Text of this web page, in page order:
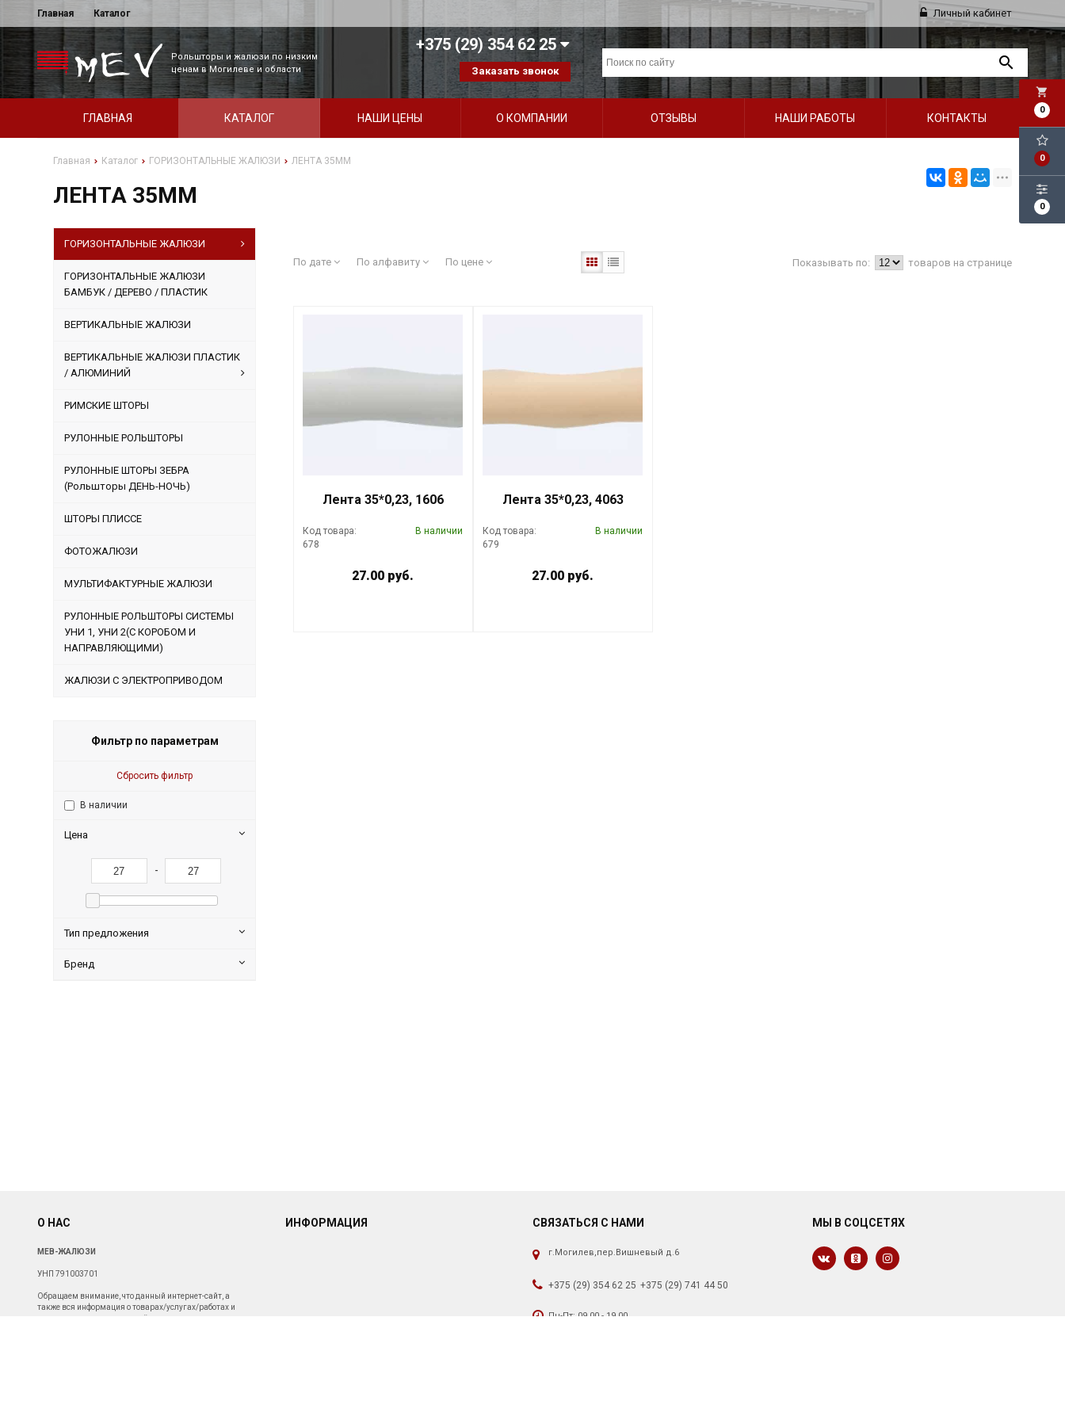
Главная Каталог Личный кабинет
Рольшторы и жалюзи по низким
ценам в Могилеве и области
+375 (29) 354 62 25
Заказать звонок
ГЛАВНАЯ КАТАЛОГ НАШИ ЦЕНЫ О КОМПАНИИ ОТЗЫВЫ НАШИ РАБОТЫ КОНТАКТЫ
Главная Каталог ГОРИЗОНТАЛЬНЫЕ ЖАЛЮЗИ ЛЕНТА 35ММ
ЛЕНТА 35ММ
local_grocery_store
0
0
0
ГОРИЗОНТАЛЬНЫЕ ЖАЛЮЗИ
ГОРИЗОНТАЛЬНЫЕ ЖАЛЮЗИ
БАМБУК / ДЕРЕВО / ПЛАСТИК
ВЕРТИКАЛЬНЫЕ ЖАЛЮЗИ
ВЕРТИКАЛЬНЫЕ ЖАЛЮЗИ ПЛАСТИК
/ АЛЮМИНИЙ
РИМСКИЕ ШТОРЫ
РУЛОННЫЕ РОЛЬШТОРЫ
РУЛОННЫЕ ШТОРЫ ЗЕБРА
(Рольшторы ДЕНЬ-НОЧЬ)
ШТОРЫ ПЛИССЕ
ФОТОЖАЛЮЗИ
МУЛЬТИФАКТУРНЫЕ ЖАЛЮЗИ
РУЛОННЫЕ РОЛЬШТОРЫ СИСТЕМЫ
УНИ 1, УНИ 2(С КОРОБОМ И
НАПРАВЛЯЮЩИМИ)
ЖАЛЮЗИ С ЭЛЕКТРОПРИВОДОМ
Фильтр по параметрам
Сбросить фильтр
В наличии
Цена
-
Тип предложения
Бренд
По дате По алфавиту По цене Показывать по: товаров на странице
Лента 35*0,23, 1606
Код товара:
678
В наличии
27.00 руб.
Лента 35*0,23, 4063
Код товара:
679
В наличии
27.00 руб.
О НАС
МЕВ-ЖАЛЮЗИ
УНП 791003701
Обращаем внимание, что данный интернет-сайт, а
также вся информация о товарах/услугах/работах и
ценах, представленная на нём, носит исключительно
ИНФОРМАЦИЯ СВЯЗАТЬСЯ С НАМИ
г.Могилев,пер.Вишневый д.6
+375 (29) 354 62 25 +375 (29) 741 44 50
Пн-Пт: 09.00 - 19.00
МЫ В СОЦСЕТЯХ